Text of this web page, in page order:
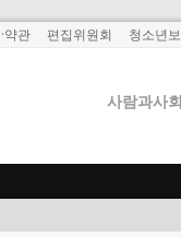
약관 편집위원회 청소년
사람과사